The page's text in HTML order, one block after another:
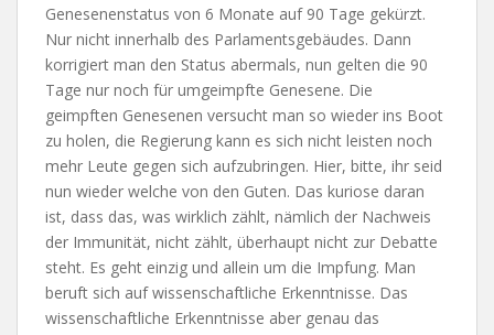
Genesenenstatus von 6 Monate auf 90 Tage gekürzt.
Nur nicht innerhalb des Parlamentsgebäudes. Dann
korrigiert man den Status abermals, nun gelten die 90
Tage nur noch für umgeimpfte Genesene. Die
geimpften Genesenen versucht man so wieder ins Boot
zu holen, die Regierung kann es sich nicht leisten noch
mehr Leute gegen sich aufzubringen. Hier, bitte, ihr seid
nun wieder welche von den Guten. Das kuriose daran
ist, dass das, was wirklich zählt, nämlich der Nachweis
der Immunität, nicht zählt, überhaupt nicht zur Debatte
steht. Es geht einzig und allein um die Impfung. Man
beruft sich auf wissenschaftliche Erkenntnisse. Das
wissenschaftliche Erkenntnisse aber genau das